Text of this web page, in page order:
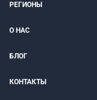
РЕГИОНЫ
О НАС
БЛОГ
КОНТАКТЫ